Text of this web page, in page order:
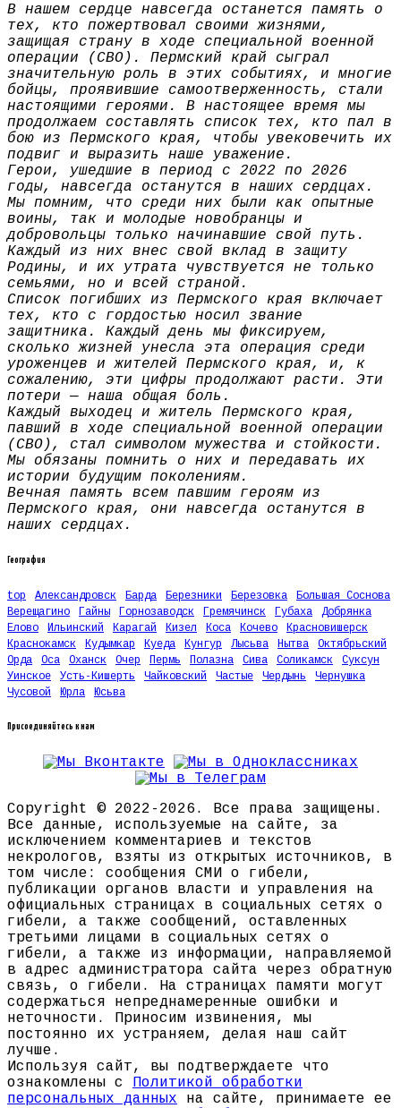
В нашем сердце навсегда останется память о
тех, кто пожертвовал своими жизнями,
защищая страну в ходе специальной военной
операции (СВО). Пермский край сыграл
значительную роль в этих событиях, и многие
бойцы, проявившие самоотверженность, стали
настоящими героями. В настоящее время мы
продолжаем составлять список тех, кто пал в
бою из Пермского края, чтобы увековечить их
подвиг и выразить наше уважение.
Герои, ушедшие в период с 2022 по 2026
годы, навсегда останутся в наших сердцах.
Мы помним, что среди них были как опытные
воины, так и молодые новобранцы и
добровольцы только начинавшие свой путь.
Каждый из них внес свой вклад в защиту
Родины, и их утрата чувствуется не только
семьями, но и всей страной.
Список погибших из Пермского края включает
тех, кто с гордостью носил звание
защитника. Каждый день мы фиксируем,
сколько жизней унесла эта операция среди
уроженцев и жителей Пермского края, и, к
сожалению, эти цифры продолжают расти. Эти
потери — наша общая боль.
Каждый выходец и житель Пермского края,
павший в ходе специальной военной операции
(СВО), стал символом мужества и стойкости.
Мы обязаны помнить о них и передавать их
истории будущим поколениям.
Вечная память всем павшим героям из
Пермского края, они навсегда останутся в
наших сердцах.
География
top Александровск Барда Березники Березовка
Большая Соснова
Верещагино
Гайны Горнозаводск Гремячинск Губаха
Добрянка
Елово
Ильинский Карагай Кизел Коса Кочево
Красновишерск
Краснокамск
Кудымкар Куеда Кунгур Лысьва Нытва
Октябрьский
Орда
Оса Оханск Очер Пермь Полазна Сива Соликамск
Суксун
Уинское
Усть-Кишерть Чайковский Частые Чердынь
Чернушка
Чусовой
Юрла Юсьва
Присоединяйтесь к нам
Copyright © 2022-2026. Все права защищены.
Все данные, используемые на сайте, за
исключением комментариев и текстов
некрологов, взяты из открытых источников, в
том числе: сообщения СМИ о гибели,
публикации органов власти и управления на
официальных страницах в социальных сетях о
гибели, а также сообщений, оставленных
третьими лицами в социальных сетях о
гибели, а также из информации, направляемой
в адрес администратора сайта через обратную
связь, о гибели. На страницах памяти могут
содержаться непреднамеренные ошибки и
неточности. Приносим извинения, мы
постоянно их устраняем, делая наш сайт
лучше.
Используя сайт, вы подтверждаете что
ознакомлены с Политикой обработки
персональных данных на сайте, принимаете ее